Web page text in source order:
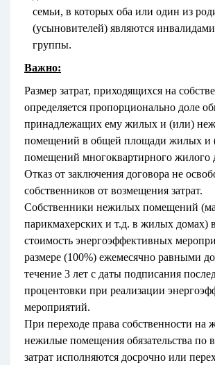
семьи, в которых оба или один из
(усыновителей) являются
группы.
Важно:
Размер затрат, приходящихся на
определяется пропорционально доле
принадлежащих ему жилых и (или)
помещений в общей площади жилых и
помещений многоквартирного жилого
Отказ от заключения договора не
собственников от возмещения затрат.
Собственники нежилых помещений
парикмахерских и т.д. в жилых домах)
стоимость энергоэффективных
размере (100%) ежемесячно равными
течение 3 лет с даты подписания
процентовки при реализации
мероприятий.
При переходе права собственности на
нежилые помещения обязательства по
затрат исполняются досрочно или